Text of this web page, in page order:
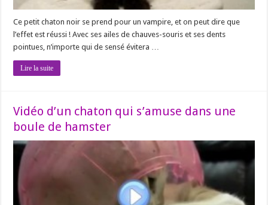
Ce petit chaton noir se prend pour un vampire, et on peut dire que
l’effet est réussi ! Avec ses ailes de chauves-souris et ses dents
pointues, n’importe qui de sensé évitera …
Lire la suite
Vidéo d’un chaton qui s’amuse dans une
boule de hamster